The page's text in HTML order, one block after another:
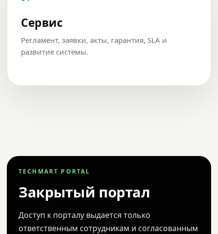
Сервис
Регламент, заявки, акты, гарантия, SLA и
развитие системы.
TECHMART PORTAL
Закрытый портал
Доступ к порталу выдается только
ответственным сотрудникам и согласованным